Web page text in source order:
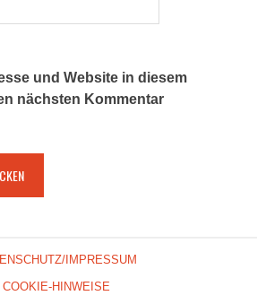
und Website in diesem
nächsten Kommentar
IMPRESSUM
COOKIE-HINWEISE